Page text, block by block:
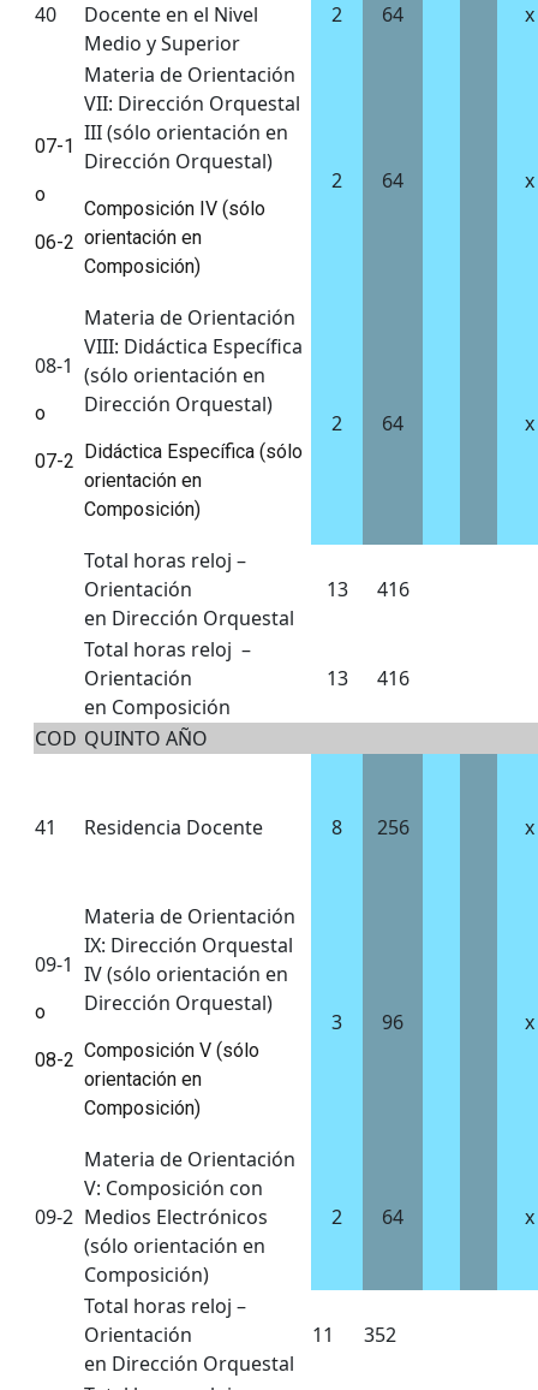
40
Docente en el Nivel
Medio y Superior
2 64 x
07-1
o
06-2
Materia de Orientación
VII: Dirección Orquestal
III (sólo orientación en
Dirección Orquestal)
Composición IV (sólo
orientación en
Composición)
2 64 x
08-1
o
07-2
Materia de Orientación
VIII: Didáctica Específica
(sólo orientación en
Dirección Orquestal)
Didáctica Específica (sólo
orientación en
Composición)
2 64 x
Total horas reloj –
Orientación
en Dirección Orquestal
13 416
Total horas reloj –
Orientación
en Composición
13 416
COD QUINTO AÑO
41 Residencia Docente 8 256 x
09-1
o
08-2
Materia de Orientación
IX: Dirección Orquestal
IV (sólo orientación en
Dirección Orquestal)
Composición V (sólo
orientación en
Composición)
3 96 x
09-2
Materia de Orientación
V: Composición con
Medios Electrónicos
(sólo orientación en
Composición)
2 64 x
Total horas reloj –
Orientación
en Dirección Orquestal
11 352